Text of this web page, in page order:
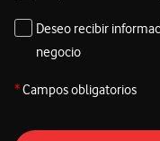
Deseo recibir
negocio
*Campos obligatorios